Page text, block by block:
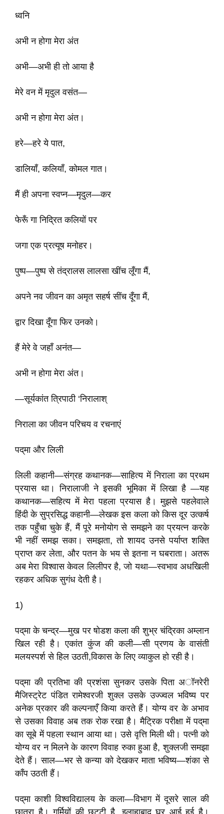
ध्वनि
अभी न होगा मेरा अंत
अभी—अभी ही तो आया है
मेरे वन में मृदुल वसंत—
अभी न होगा मेरा अंत।
हरे—हरे ये पात,
डालियाँ, कलियाँ, कोमल गात।
मैं ही अपना स्वप्न—मृदुल—कर
फेरूँ गा निद्रित कलियों पर
जगा एक प्रत्यूष मनोहर।
पुष्प—पुष्प से तंद्रालस लालसा खींच लूँगा मैं,
अपने नव जीवन का अमृत सहर्ष सींच दूँगा मैं,
द्वार दिखा दूँगा फिर उनको।
हैं मेरे वे जहाँ अनंत—
अभी न होगा मेरा अंत।
—सूर्यकांत त्रिपाठी ‘निरालाश्
निराला का जीवन परिचय व रचनाएं
पद्‌मा और लिली
लिली कहानी—संग्रह कथानक—साहित्य में निराला का प्रथम
प्रयास था। निरालाजी ने इसकी भूमिका में लिखा है —यह
कथानक—सहित्य में मेरा पहला प्रयास है। मुझसे पहलेवाले
हिंदी के सुप्रसिद्ध कहानी—लेखक इस कला को किस दूर उत्कर्ष
तक पहुँचा चुके हैं, मैं पूरे मनोयोग से समझने का प्रयत्न करके
भी नहीं समझ सका। समझता, तो शायद उनसे पर्याप्त शक्ति
प्राप्त कर लेता, और पतन के भय से इतना न घबराता। अतरू
अब मेरा विश्वास केवल लिलीपर है, जो यथा—स्वभाव अधखिली
रहकर अधिक सुगंध देती है।
1)
पद्‌मा के चन्द्र—मुख पर षोडश कला की शुभ्र चंद्रिका अम्लान
खिल रही है। एकांत कुंज की कली—सी प्रणय के वासंती
मलयस्पर्श से हिल उठती,विकास के लिए व्याकुल हो रही है।
पद्‌मा की प्रतिभा की प्रशंसा सुनकर उसके पिता अॉनरेरी
मैजिस्ट्रेट पंडित रामेश्वरजी शुक्ल उसके उज्ज्वल भविष्य पर
अनेक प्रकार की कल्पनाएँ किया करते हैं। योग्य वर के अभाव
से उसका विवाह अब तक रोक रखा है। मैट्रिक परीक्षा में पद्‌मा
का सूबे में पहला स्थान आया था। उसे वृत्ति मिली थी। पत्नी को
योग्य वर न मिलने के कारण विवाह रुका हुआ है, शुक्लजी समझा
देते हैं। साल—भर से कन्या को देखकर माता भविष्य—शंका से
काँप उठती हैं।
पद्‌मा काशी विश्वविद्यालय के कला—विभाग में दूसरे साल की
छात्रा है। गर्मियों की छुट्टी है, इलाहाबाद घर आई हुई है।